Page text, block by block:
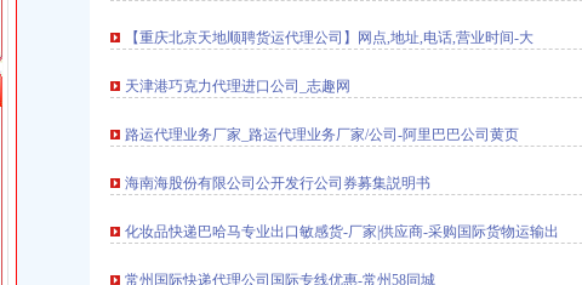
女（申请毕业-曲罢论坛
银行渝中区马家堡自助银行
》-原创-搜狐
搜学网
】重庆市渝中区大坪制面厂
能》—在线播放—优酷
市_【信用信息_诉讼信息_
油箱及油管路清洗-广州
新区货运代理业务找工作_
【重庆北京天地顺聘货运代理公司】网点,地址,电话,营业时间-大
天津港巧克力代理进口公司_志趣网
路运代理业务厂家_路运代理业务厂家/公司-阿里巴巴公司黄页
海南海股份有限公司公开发行公司券募集説明书
化妆品快递巴哈马专业出口敏感货-厂家|供应商-采购国际货物运输出
常州国际快递代理公司国际专线优惠-常州58同城